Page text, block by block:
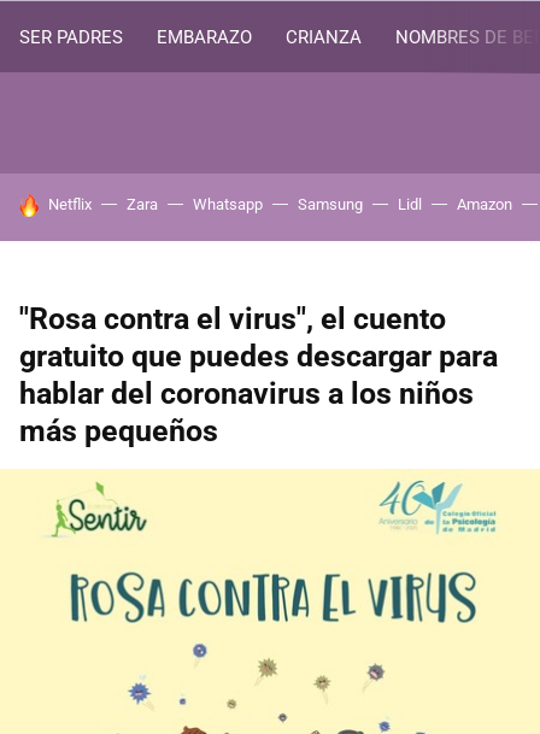
SER PADRES EMBARAZO CRIANZA NOMBRES DE
HOY SE HABLA DE
Netflix Zara Whatsapp Samsung Lidl Amazon
"Rosa contra el virus", el cuento
gratuito que puedes descargar para
hablar del coronavirus a los niños
más pequeños